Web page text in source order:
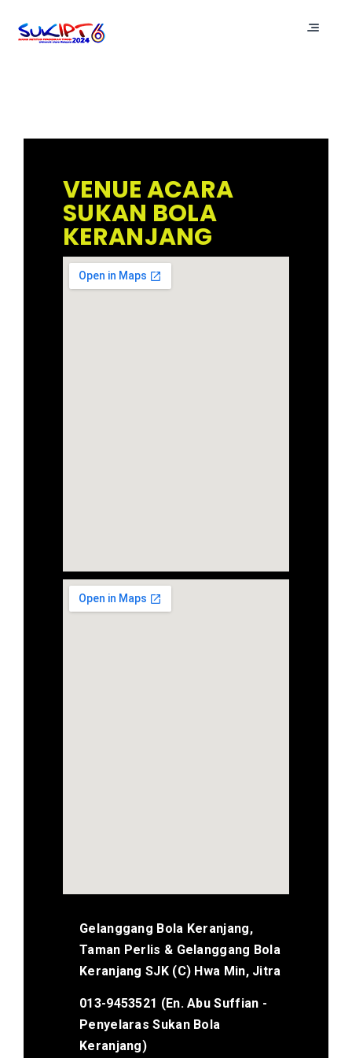
VENUE ACARA
SUKAN BOLA
KERANJANG
Gelanggang Bola Keranjang,
Taman Perlis & Gelanggang Bola
Keranjang SJK (C) Hwa Min, Jitra
013-9453521 (En. Abu Suffian -
Penyelaras Sukan Bola
Keranjang)